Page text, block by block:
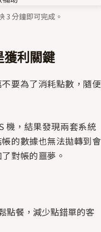
3 分鐘即可完成。
獲利關鍵
要為了消耗點數，隨便
機，結果發現兩套系統
的數據也無法拋轉到會
對帳的噩夢。
點餐，減少點錯單的客